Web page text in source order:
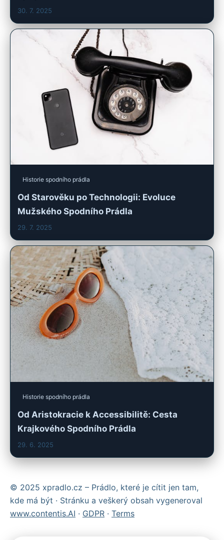
30. 7. 2025
Historie spodního prádla
Od Starověku po Technologii: Evoluce
Mužského Spodního Prádla
29. 7. 2025
Historie spodního prádla
Od Aristokracie k Accessibilitě: Cesta
Krajkového Spodního Prádla
29. 6. 2025
© 2025 xpradlo.cz – Prádlo, které je cítit jen tam,
kde má být · Stránku a veškerý obsah vygeneroval
www.contentis.AI · GDPR · Terms